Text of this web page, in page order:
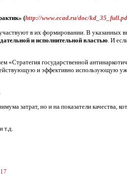
(http://www.ecad.ru/doc/
в их формировании. В указанных
и исполнительной властью . И
«Стратегия государственной
и эффективно использующую
затрат, но и на показатели качества,
т.д.